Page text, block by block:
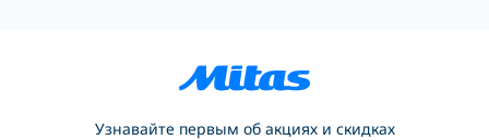
Узнавайте первым об акциях и скидках